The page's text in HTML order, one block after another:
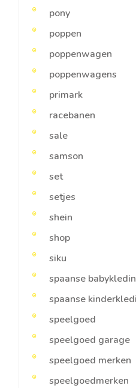
pony
poppen
poppenwagen
poppenwagens
primark
racebanen
sale
samson
set
setjes
shein
shop
siku
spaanse
spaanse
speelgoed
speelgoed garage
speelgoed merken
speelgoedmerken